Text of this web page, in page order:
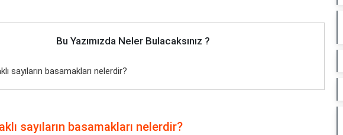
Bu Yazımızda Neler Bulacaksınız ?
sayıların basamakları nelerdir?
sayıların basamakları nelerdir?